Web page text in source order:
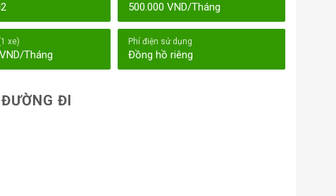
500.000 VND/Tháng
xe)
Tháng
Phí điện sử dụng
Đồng hồ riêng
ĐI